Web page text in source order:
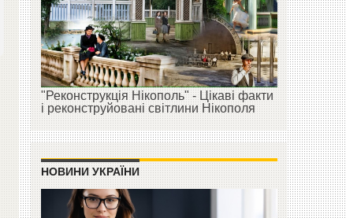
"Реконструкція Нікополь" - Цікаві факти
і реконструйовані світлини Нікополя
НОВИНИ УКРАЇНИ